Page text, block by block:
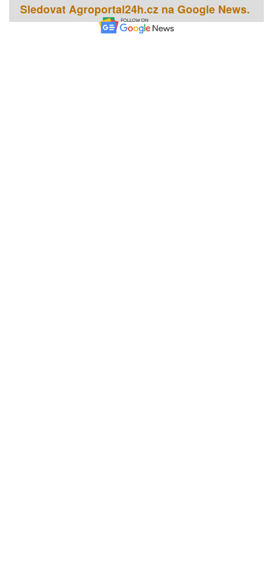
Sledovat Agroportal24h.cz na Google News.